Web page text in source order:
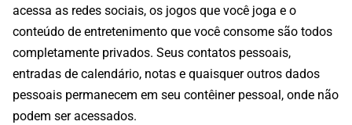
acessa as redes sociais, os jogos que você joga e o
conteúdo de entretenimento que você consome são todos
completamente privados. Seus contatos pessoais,
entradas de calendário, notas e quaisquer outros dados
pessoais permanecem em seu contêiner pessoal, onde não
podem ser acessados.